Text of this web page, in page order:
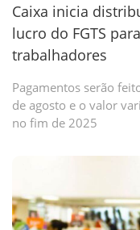
Caixa inicia
lucro do FGTS
trabalhadores
Pagamentos serão
de agosto e o valor
no fim de 2025